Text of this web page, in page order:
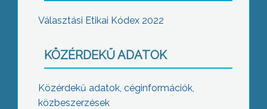
Választási Etikai Kódex 2022
KÖZÉRDEKŰ ADATOK
Közérdekű adatok, céginformációk,
közbeszerzések